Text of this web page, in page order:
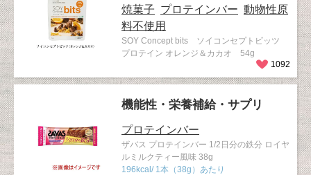
焼菓子 プロテインバー 動物性原
料不使用
SOY Concept bits ソイコンセプトビッツ
プロテイン オレンジ＆カカオ 54g
1092
機能性・栄養補給・サプリ
プロテインバー
ザバス プロテインバー 1/2日分の鉄分 ロイヤ
ルミルクティー風味 38g
196kcal/ 1本（38g）あたり